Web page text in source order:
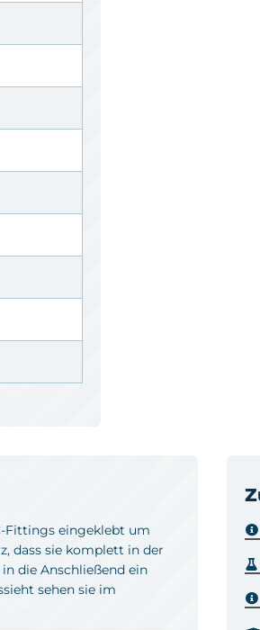
Fittings eingeklebt um
dass sie komplett in der
die Anschließend ein
sehen sie im